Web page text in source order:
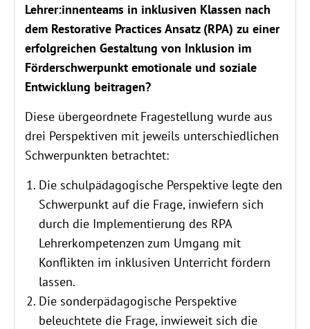
Lehrer:innenteams in inklusiven Klassen nach
dem Restorative Practices Ansatz (RPA) zu einer
erfolgreichen Gestaltung von Inklusion im
Förderschwerpunkt emotionale und soziale
Entwicklung beitragen?
Diese übergeordnete Fragestellung wurde aus
drei Perspektiven mit jeweils unterschiedlichen
Schwerpunkten betrachtet:
Die schulpädagogische Perspektive legte den
Schwerpunkt auf die Frage, inwiefern sich
durch die Implementierung des RPA
Lehrerkompetenzen zum Umgang mit
Konflikten im inklusiven Unterricht fördern
lassen.
Die sonderpädagogische Perspektive
beleuchtete die Frage, inwieweit sich die